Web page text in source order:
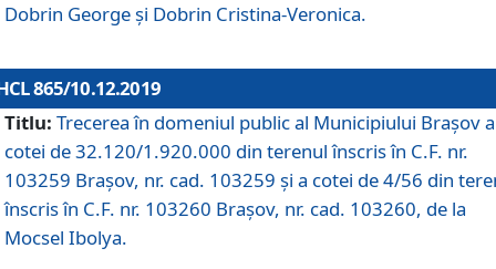
Dobrin George și Dobrin Cristina-Veronica.
865/10.12.2019
Titlu: Trecerea în domeniul public al Municipiului Braşov a
cotei de 32.120/1.920.000 din terenul înscris în C.F. nr.
103259 Brașov, nr. cad. 103259 și a cotei de 4/56 din
înscris în C.F. nr. 103260 Brașov, nr. cad. 103260, de la
Mocsel Ibolya.